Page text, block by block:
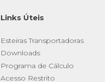
Links Úteis
Esteiras Transportadoras
Downloads
Programa de Cálculo
Acesso Restrito